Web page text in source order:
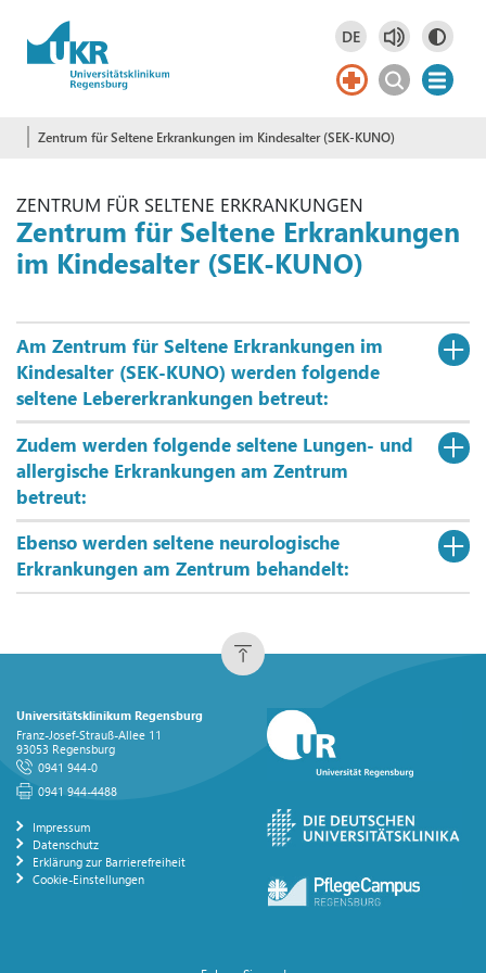
Springe zum Hauptinhalt DE
Deutsch
DE
Zentrum für Seltene Erkrankungen im Kindesalter (SEK-KUNO)
ZENTRUM FÜR SELTENE ERKRANKUNGEN
Zentrum für Seltene Erkrankungen
im Kindesalter (SEK-KUNO)
Am Zentrum für Seltene Erkrankungen im
Kindesalter (SEK-KUNO) werden folgende
seltene Lebererkrankungen betreut:
Zudem werden folgende seltene Lungen- und
allergische Erkrankungen am Zentrum
betreut:
Ebenso werden seltene neurologische
Erkrankungen am Zentrum behandelt:
Universitätsklinikum Regensburg
Franz-Josef-Strauß-Allee 11
93053 Regensburg
0941 944-0
0941 944-4488
Impressum
Datenschutz
Erklärung zur Barrierefreiheit
Cookie-Einstellungen